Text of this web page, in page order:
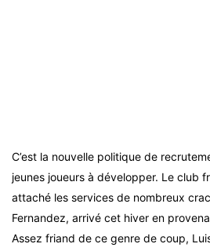
C’est la nouvelle politique de
jeunes joueurs à développer. Le club
attaché les services de nombreux
Fernandez, arrivé cet hiver en
Assez friand de ce genre de coup,